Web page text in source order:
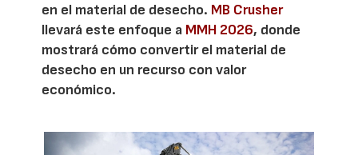
en el material de desecho. MB Crusher
llevará este enfoque a MMH 2026, donde
mostrará cómo convertir el material de
desecho en un recurso con valor
económico.